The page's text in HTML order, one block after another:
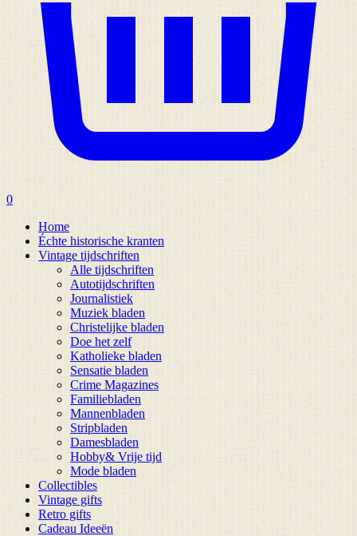
0
Home
Échte historische kranten
Vintage tijdschriften
Alle tijdschriften
Autotijdschriften
Journalistiek
Muziek bladen
Christelijke bladen
Doe het zelf
Katholieke bladen
Sensatie bladen
Crime Magazines
Familiebladen
Mannenbladen
Stripbladen
Damesbladen
Hobby& Vrije tijd
Mode bladen
Collectibles
Vintage gifts
Retro gifts
Cadeau Ideeën